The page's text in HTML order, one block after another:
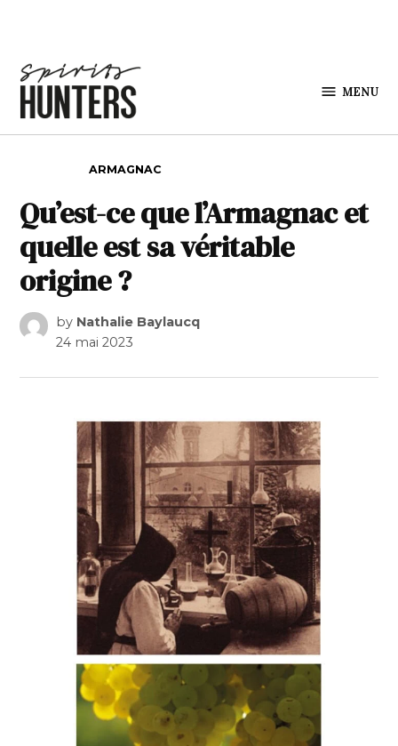
MENU
ARMAGNAC
Qu’est-ce que l’Armagnac et
quelle est sa véritable
origine ?
by Nathalie Baylaucq
24 mai 2023